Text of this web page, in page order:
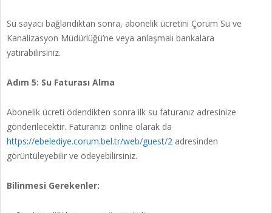
Su sayacı bağlandıktan sonra, abonelik ücretini Çorum Su ve
Kanalizasyon Müdürlüğü’ne veya anlaşmalı bankalara
yatırabilirsiniz.
Adım 5: Su Faturası Alma
Abonelik ücreti ödendikten sonra ilk su faturanız adresinize
gönderilecektir. Faturanızı online olarak da
https://ebelediye.corum.bel.tr/web/guest/2 adresinden
görüntüleyebilir ve ödeyebilirsiniz.
Bilinmesi Gerekenler: